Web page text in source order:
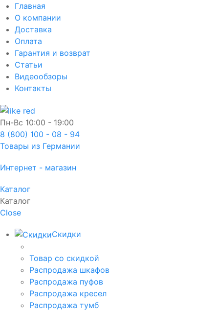
Главная
О компании
Доставка
Оплата
Гарантия и возврат
Статьи
Видеообзоры
Контакты
Пн-Вс 10:00 - 19:00
8 (800) 100 - 08 - 94
Товары из Германии
Интернет - магазин
Каталог
Каталог
Close
Скидки
Товар со скидкой
Распродажа шкафов
Распродажа пуфов
Распродажа кресел
Распродажа тумб